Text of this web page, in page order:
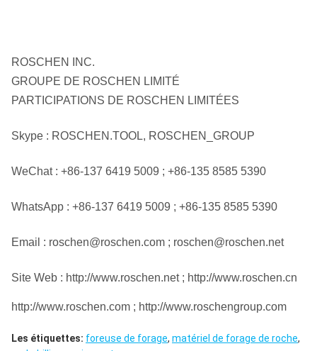
ROSCHEN INC.
GROUPE DE ROSCHEN LIMITÉ
PARTICIPATIONS DE ROSCHEN LIMITÉES
Skype : ROSCHEN.TOOL, ROSCHEN_GROUP
WeChat : +86-137 6419 5009 ; +86-135 8585 5390
WhatsApp : +86-137 6419 5009 ; +86-135 8585 5390
Email : roschen@roschen.com ; roschen@roschen.net
Site Web : http://www.roschen.net ; http://www.roschen.cn
http://www.roschen.com ; http://www.roschengroup.com
Les étiquettes: foreuse de forage, matériel de forage de roche,